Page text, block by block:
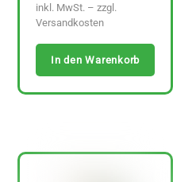
inkl. MwSt. – zzgl.
Versandkosten
In den Warenkorb